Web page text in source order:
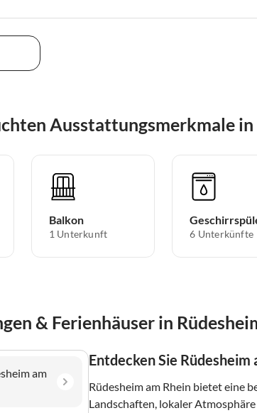
Ausstattungsmerkmale in
Balkon
1 Unterkunft 6 Unterkünfte
& Ferienhäuser in
am
Entdecken Sie Rüdesheim
Rüdesheim am Rhein bietet eine
Landschaften, lokaler